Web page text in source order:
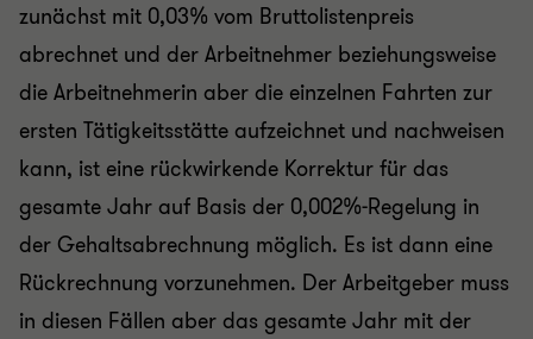
zunächst mit 0,03% vom Bruttolistenpreis
abrechnet und der Arbeitnehmer beziehungsweise
die Arbeitnehmerin aber die einzelnen Fahrten zur
ersten Tätigkeitsstätte aufzeichnet und nachweisen
kann, ist eine rückwirkende Korrektur für das
gesamte Jahr auf Basis der 0,002%-Regelung in
der Gehaltsabrechnung möglich. Es ist dann eine
Rückrechnung vorzunehmen. Der Arbeitgeber muss
in diesen Fällen aber das gesamte Jahr mit der